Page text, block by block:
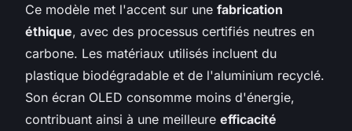
Ce modèle met l'accent sur une fabrication
éthique, avec des processus certifiés neutres en
carbone. Les matériaux utilisés incluent du
plastique biodégradable et de l'aluminium recyclé.
Son écran OLED consomme moins d'énergie,
contribuant ainsi à une meilleure efficacité